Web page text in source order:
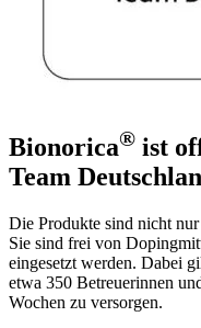
Bionorica® ist
Team
Die Produkte sind nicht
Sie sind frei von
eingesetzt werden. Dabei
etwa 350 Betreuerinnen
Wochen zu versorgen.